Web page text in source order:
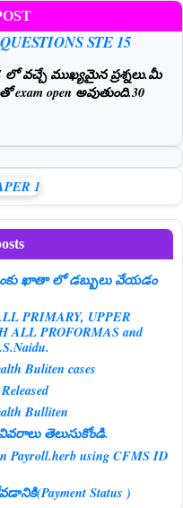
STE 15
లో వచ్చే ముఖ్యమైన ప్రశ్నలు.మీ
open అవుతుంది.30
ఖాతా లో డబ్బులు వేయడం
PRIMARY, UPPER
ALL PROFORMAS and
Buliten cases
Bulliten
తెలుసుకోండి.
Payroll.herb using CFMS ID
Status )